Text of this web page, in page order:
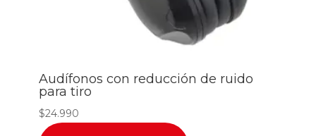
Audífonos con reducción de ruido
para tiro
$24.990